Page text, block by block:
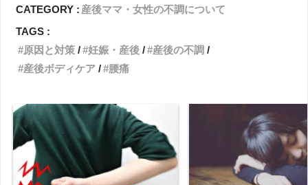
CATEGORY : 産後ママ・女性の不調について
TAGS :
原因と対策
妊娠・産後
産後の不調
産後ボディケア
腰痛